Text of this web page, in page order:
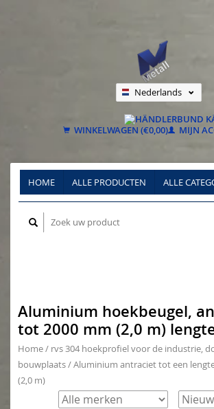
Nederlands
Français
WINKELWAGEN (€0,00) MIJN
HOME ALLE PRODUCTEN ALLE
Aluminium hoekbeugel,
tot 2000 mm (2,0 m)
Home/ rvs 304 hoekprofiel voor de industrie,
bouwplaats/Aluminium antraciet tot een
(2,0 m)